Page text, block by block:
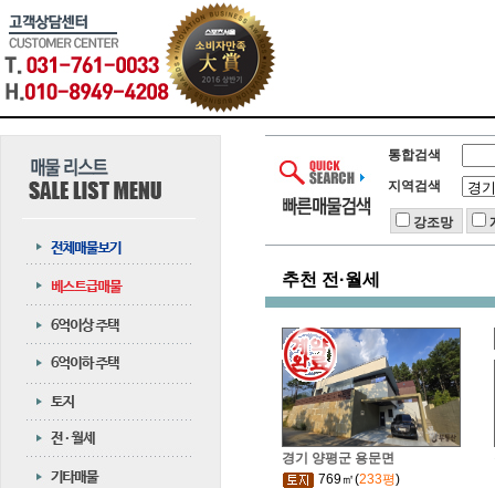
통합검색
지역검색
강조망
추천 전·월세
경기 양평군 용문면
769㎡(233평)